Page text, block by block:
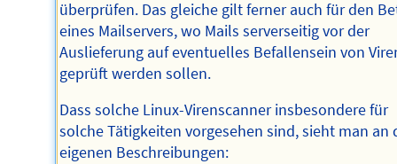
überprüfen. Das gleiche gilt ferner auch für den
eines Mailservers, wo Mails serverseitig vor der
Auslieferung auf eventuelles Befallensein von
geprüft werden sollen.
Dass solche Linux-Virenscanner insbesondere für
solche Tätigkeiten vorgesehen sind, sieht man an
eigenen Beschreibungen: